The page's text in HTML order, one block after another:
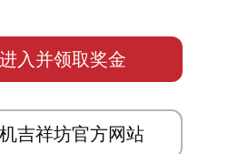
入并领取奖金
吉祥坊官方网站